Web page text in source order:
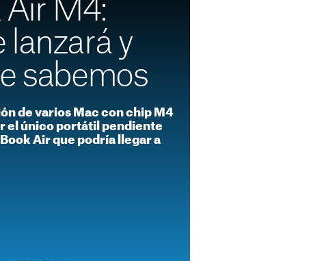
M4:
lanzará y
sabemos
de varios Mac con chip M4
el único portátil pendiente
Air que podría llegar a